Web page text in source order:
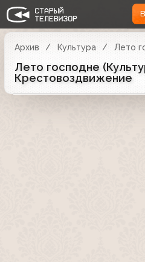
Архив Культура Лето
Лето господне
Крестовоздвижение